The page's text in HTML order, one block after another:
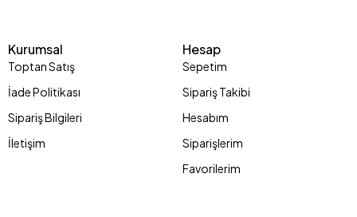
Kurumsal
Toptan Satış
İade Politikası
Sipariş Bilgileri
İletişim
Hesap
Sepetim
Sipariş Takibi
Hesabım
Siparişlerim
Favorilerim